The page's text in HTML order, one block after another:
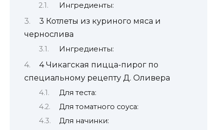
Ингредиенты:
3 Котлеты из куриного мяса и
чернослива
Ингредиенты:
4 Чикагская пицца-пирог по
специальному рецепту Д. Оливера
Для теста:
Для томатного соуса:
Для начинки: